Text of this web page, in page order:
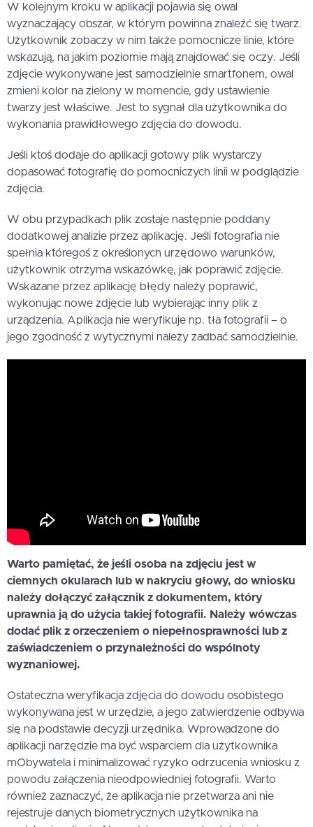
W kolejnym kroku w aplikacji pojawia się owal
wyznaczający obszar, w którym powinna znaleźć się twarz.
Użytkownik zobaczy w nim także pomocnicze linie, które
wskazują, na jakim poziomie mają znajdować się oczy. Jeśli
zdjęcie wykonywane jest samodzielnie smartfonem, owal
zmieni kolor na zielony w momencie, gdy ustawienie
twarzy jest właściwe. Jest to sygnał dla użytkownika do
wykonania prawidłowego zdjęcia do dowodu.
Jeśli ktoś dodaje do aplikacji gotowy plik wystarczy
dopasować fotografię do pomocniczych linii w podglądzie
zdjęcia.
W obu przypadkach plik zostaje następnie poddany
dodatkowej analizie przez aplikację. Jeśli fotografia nie
spełnia któregoś z określonych urzędowo warunków,
użytkownik otrzyma wskazówkę, jak poprawić zdjęcie.
Wskazane przez aplikację błędy należy poprawić,
wykonując nowe zdjęcie lub wybierając inny plik z
urządzenia. Aplikacja nie weryfikuje np. tła fotografii – o
jego zgodność z wytycznymi należy zadbać samodzielnie.
Warto pamiętać, że jeśli osoba na zdjęciu jest w
ciemnych okularach lub w nakryciu głowy, do wniosku
należy dołączyć załącznik z dokumentem, który
uprawnia ją do użycia takiej fotografii. Należy wówczas
dodać plik z orzeczeniem o niepełnosprawności lub z
zaświadczeniem o przynależności do wspólnoty
wyznaniowej.
Ostateczna weryfikacja zdjęcia do dowodu osobistego
wykonywana jest w urzędzie, a jego zatwierdzenie odbywa
się na podstawie decyzji urzędnika. Wprowadzone do
aplikacji narzędzie ma być wsparciem dla użytkownika
mObywatela i minimalizować ryzyko odrzucenia wniosku z
powodu załączenia nieodpowiedniej fotografii. Warto
również zaznaczyć, że aplikacja nie przetwarza ani nie
rejestruje danych biometrycznych użytkownika na